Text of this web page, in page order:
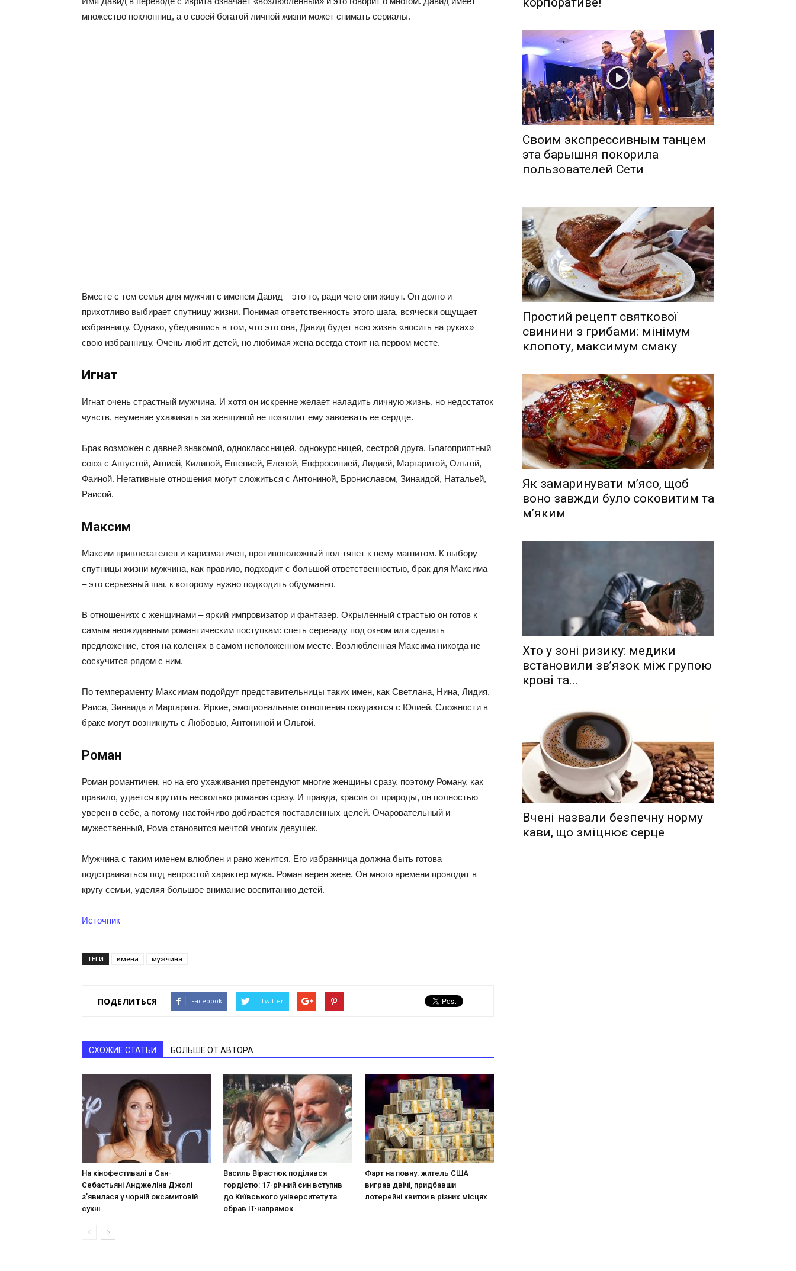
множество поклонниц, а о своей богатой личной жизни может снимать сериалы.
Вместе с тем семья для мужчин с именем Давид – это то, ради чего они живут. Он долго и
прихотливо выбирает спутницу жизни. Понимая ответственность этого шага, всячески ощущает
избранницу. Однако, убедившись в том, что это она, Давид будет всю жизнь «носить на руках»
свою избранницу. Очень любит детей, но любимая жена всегда стоит на первом месте.
Игнат
Игнат очень страстный мужчина. И хотя он искренне желает наладить личную жизнь, но недостаток
чувств, неумение ухаживать за женщиной не позволит ему завоевать ее сердце.
Брак возможен с давней знакомой, одноклассницей, однокурсницей, сестрой друга. Благоприятный
союз с Августой, Агнией, Килиной, Евгенией, Еленой, Евфросинией, Лидией, Маргаритой, Ольгой,
Фаиной. Негативные отношения могут сложиться с Антониной, Брониславом, Зинаидой, Натальей,
Раисой.
Максим
Максим привлекателен и харизматичен, противоположный пол тянет к нему магнитом. К выбору
спутницы жизни мужчина, как правило, подходит с большой ответственностью, брак для Максима
– это серьезный шаг, к которому нужно подходить обдуманно.
В отношениях с женщинами – яркий импровизатор и фантазер. Окрыленный страстью он готов к
самым неожиданным романтическим поступкам: спеть серенаду под окном или сделать
предложение, стоя на коленях в самом неположенном месте. Возлюбленная Максима никогда не
соскучится рядом с ним.
По темпераменту Максимам подойдут представительницы таких имен, как Светлана, Нина, Лидия,
Раиса, Зинаида и Маргарита. Яркие, эмоциональные отношения ожидаются с Юлией. Сложности в
браке могут возникнуть с Любовью, Антониной и Ольгой.
Роман
Роман романтичен, но на его ухаживания претендуют многие женщины сразу, поэтому Роману, как
правило, удается крутить несколько романов сразу. И правда, красив от природы, он полностью
уверен в себе, а потому настойчиво добивается поставленных целей. Очаровательный и
мужественный, Рома становится мечтой многих девушек.
Мужчина с таким именем влюблен и рано женится. Его избранница должна быть готова
подстраиваться под непростой характер мужа. Роман верен жене. Он много времени проводит в
кругу семьи, уделяя большое внимание воспитанию детей.
Источник
ТЕГИ имена мужчина
ПОДЕЛИТЬСЯ Facebook Twitter
СХОЖИЕ СТАТЬИ БОЛЬШЕ ОТ АВТОРА
На кінофестивалі в Сан-
Себастьяні Анджеліна Джолі
з’явилася у чорній оксамитовій
сукні
Василь Вірастюк поділився
гордістю: 17-річний син вступив
до Київського університету та
обрав IT-напрямок
Фарт на повну: житель США
виграв двічі, придбавши
лотерейні квитки в різних місцях
Своим экспрессивным танцем
эта барышня покорила
пользователей Сети
Простий рецепт святкової
свинини з грибами: мінімум
клопоту, максимум смаку
Як замаринувати м’ясо, щоб
воно завжди було соковитим та
м’яким
Хто у зоні ризику: медики
встановили зв’язок між групою
крові та...
Вчені назвали безпечну норму
кави, що зміцнює серце